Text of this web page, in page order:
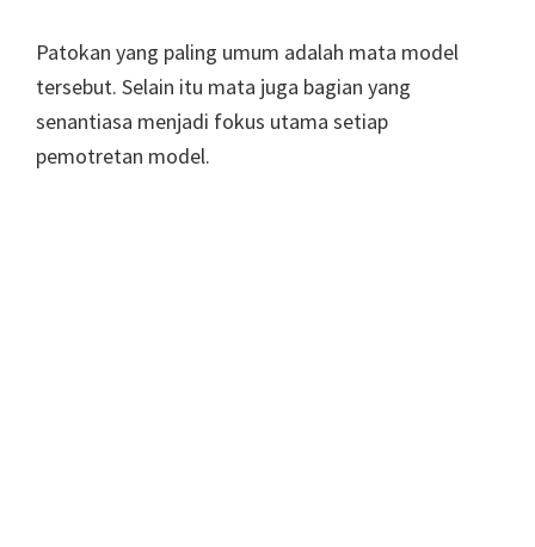
Patokan yang paling umum adalah mata model
tersebut. Selain itu mata juga bagian yang
senantiasa menjadi fokus utama setiap
pemotretan model.